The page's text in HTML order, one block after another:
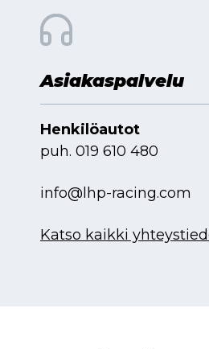
Asiakaspalvelu
Henkilöautot
puh. 019 610 480
info@lhp-racing.com
Katso kaikki